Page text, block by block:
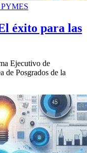
PYMES
éxito para las
Ejecutivo de
de Posgrados de la